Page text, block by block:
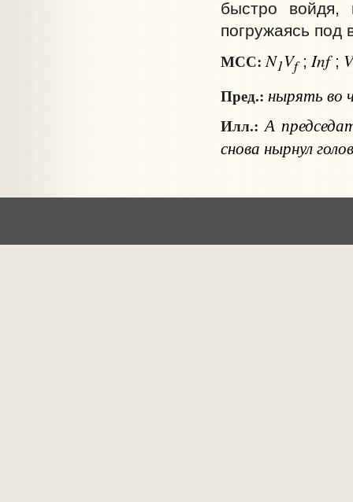
быстро войдя,
погружаясь под
МСС: N1Vf; Inf; V
Пред.: нырять во
Илл.: А
снова нырнул